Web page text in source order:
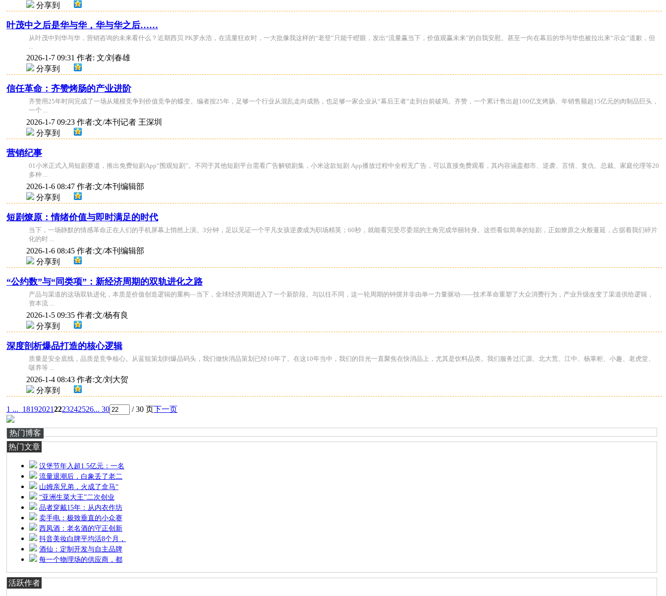
分享到
叶茂中之后是华与华，华与华之后……
从叶茂中到华与华，营销咨询的未来看什么？近期西贝 PK罗永浩，在流量狂欢时，一大批像我这样的“老登”只能干瞪眼，发出“流量赢当下，价值观赢未来”的自我安慰。甚至一向在幕后的华与华也被拉出来“示众”道歉，但
2026-1-7 09:31 作者: 文/刘春雄
分享到
信任革命：齐赞烤肠的产业进阶
齐赞用25年时间完成了一场从规模竞争到价值竞争的蝶变。编者按25年，足够一个行业从混乱走向成熟，也足够一家企业从“幕后王者”走到台前破局。齐赞，一个累计售出超100亿支烤肠、年销售额超15亿元的肉制品巨头，
一个 ...
2026-1-7 09:23 作者:文/本刊记者 王深圳
分享到
营销纪事
01小米正式入局短剧赛道，推出免费短剧App“围观短剧”。不同于其他短剧平台需看广告解锁剧集，小米这款短剧 App播放过程中全程无广告，可以直接免费观看，其内容涵盖都市、逆袭、言情、复仇、总裁、家庭伦理等20
多种 ...
2026-1-6 08:47 作者:文/本刊编辑部
分享到
短剧燎原：情绪价值与即时满足的时代
当下，一场静默的情感革命正在人们的手机屏幕上悄然上演。3分钟，足以见证一个平凡女孩逆袭成为职场精英；60秒，就能看完受尽委屈的主角完成华丽转身。这些看似简单的短剧，正如燎原之火般蔓延，占据着我们碎片
化的时 ...
2026-1-6 08:45 作者:文/本刊编辑部
分享到
“公约数”与“同类项”：新经济周期的双轨进化之路
产品与渠道的这场双轨进化，本质是价值创造逻辑的重构—当下，全球经济周期进入了一个新阶段。与以往不同，这一轮周期的钟摆并非由单一力量驱动——技术革命重塑了大众消费行为，产业升级改变了渠道供给逻辑，
资本流 ...
2026-1-5 09:35 作者:文/杨有良
分享到
深度剖析爆品打造的核心逻辑
质量是安全底线，品质是竞争核心。从蓝狙策划到爆品码头，我们做快消品策划已经10年了。在这10年当中，我们的目光一直聚焦在快消品上，尤其是饮料品类。我们服务过汇源、北大荒、江中、杨掌柜、小趣、老虎堂、
啵养等 ...
2026-1-4 08:43 作者:文/刘大贺
分享到
1 ... 181920212223242526... 30 / 30 页下一页
热门博客
热门文章
汉堡节年入超1.5亿元：一名
流量退潮后，白象丢了老二
山姆亲兄弟，火成了盒马“
“亚洲生菜大王”二次创业
品者穿戴15年：从内衣作坊
卖手电：极致垂直的小众赛
西凤酒：老名酒的守正创新
抖音美妆白牌平均活8个月，
酒仙：定制开发与自主品牌
每一个物理场的供应商，都
活跃作者